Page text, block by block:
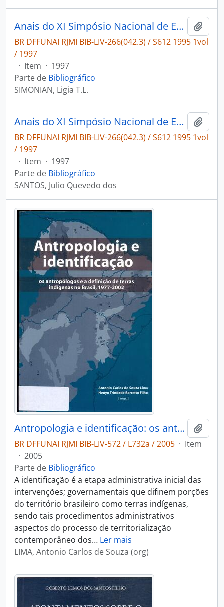
Anais do XI Simpósio Nacional de Estudos Missioneiros
BR DFFUNAI RJMI BIB-LIV-266(042.3) / S612 1995 1vol
/ 1997
· Item · 1997
Parte de Bibliográfico
SIMONIAN, Ligia T.L.
Anais do XI Simpósio Nacional de Estudos Missioneiros
BR DFFUNAI RJMI BIB-LIV-266(042.3) / S612 1995 1vol
/ 1997
· Item · 1997
Parte de Bibliográfico
SANTOS, Julio Quevedo dos
Antropologia e identificação: os antropólogos e a definição de terras indígenas no Brasil, 1977-2002.
BR DFFUNAI RJMI BIB-LIV-572 / L732a / 2005 · Item
· 2005
Parte de Bibliográfico
A identificação é a etapa administrativa inicial das
intervenções; governamentais que difinem porções
do território brasileiro como terras indígenas,
sendo tais procedimentos administrativos
aspectos do processo de territorialização
contemporâneo dos… Ler mais
LIMA, Antonio Carlos de Souza (org)